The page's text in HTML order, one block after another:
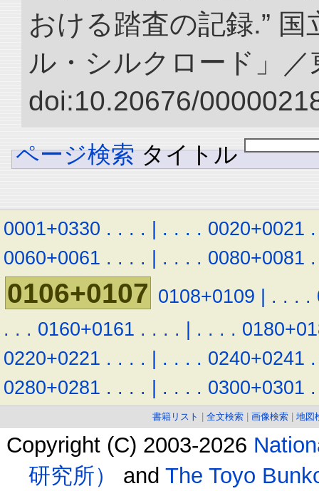
おける踏査の記録.”
ル・シルクロード」／
doi:10.20676/
ページ検索 タイトル
0001+0330 . . . . | . . . . 0020+0021 .
0060+0061 . . . . | . . . . 0080+0081 .
0106+0107 0108+0109 | . . . .
. . . 0160+0161 . . . . | . . . .
0220+0221 . . . . | . . . . 0240+0241 .
0280+0281 . . . . | . . . . 0300+0301 .
書籍リスト 全文検索 画像検索 地図
Copyright (C) 2003-2026
研究所）
and The Toyo